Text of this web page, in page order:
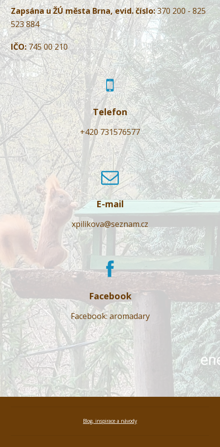
Zapsána u ŽÚ města Brna, evid. číslo:370 200 - 825
523 884
IČO:745 00 210
Telefon
+420 731576577
E-mail
xpilikova@seznam.cz
Facebook
Facebook: aromadary
Blog, inspirace a návody